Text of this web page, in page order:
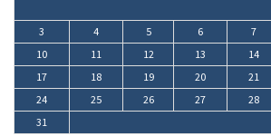
3
4 5 6 7
10
11 12 13 14
17
18 19 20 21
24
25 26 27 28
31